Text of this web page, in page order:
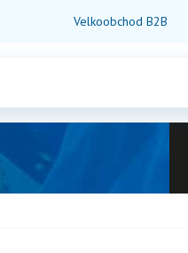
Velkoobchod B2B